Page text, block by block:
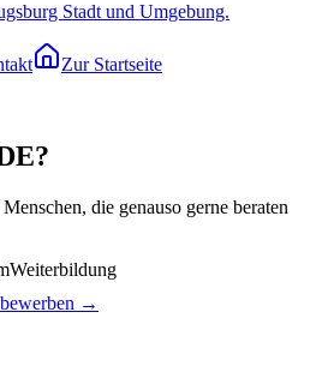
Stadt und Umgebung.
Zur Startseite
die genauso gerne beraten
Weiterbildung
→